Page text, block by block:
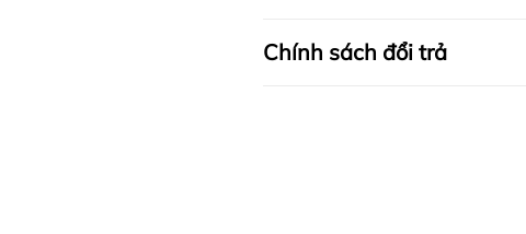
Chính sách đổi trả